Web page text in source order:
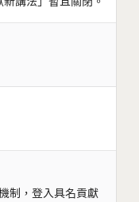
制，登入具名貢獻